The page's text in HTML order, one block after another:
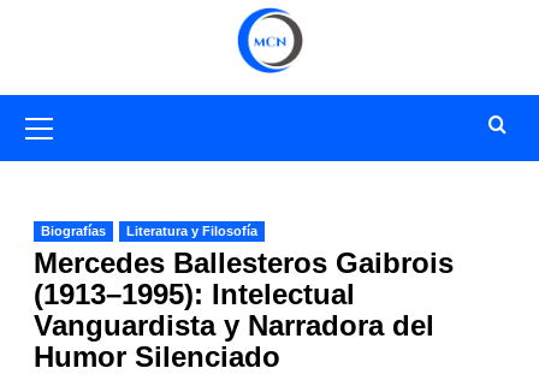
primario
Biografías Literatura y Filosofía
Mercedes Ballesteros Gaibrois
(1913–1995): Intelectual
Vanguardista y Narradora del
Humor Silenciado